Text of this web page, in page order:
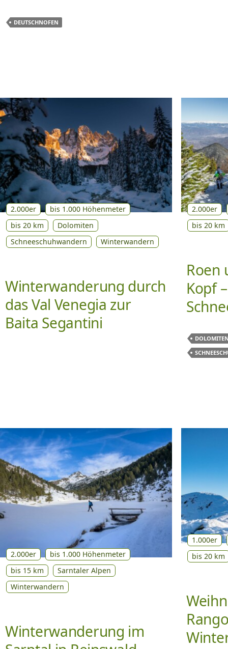
DEUTSCHNOFEN
2.000er
bis 1.000 Höhenmeter
bis 20 km
Dolomiten
Schneeschuhwandern
Winterwandern
Winterwanderung durch
das Val Venegia zur
Baita Segantini
2.000er
bis 20 km
Roen
Kopf –
2.000er
bis 1.000 Höhenmeter
bis 15 km
Sarntaler Alpen
Winterwandern
Winterwanderung im
1.000er
bis 20 km